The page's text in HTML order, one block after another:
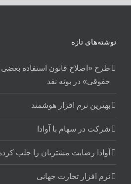
نوشته‌های تازه
طرح «اصلاح قانون استفاده بعضی
حقوقی» در بوته نقد
بهترین نرم افزار هوشمند
شرکت در سهام با آوادا
آوادا رضایت مشتریان را جلب
نرم افزار تجارت جهانی